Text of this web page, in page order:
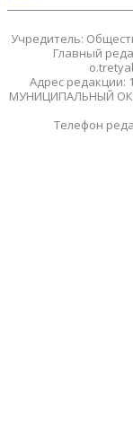
Учредитель:
Главный
Адрес редакции:
МУНИЦИПАЛЬНЫЙ
Телефон